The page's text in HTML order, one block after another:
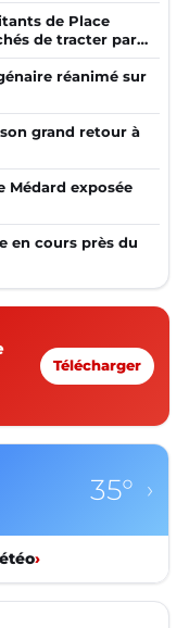
de Place
de tracter par
réanimé sur
grand retour à
Médard exposée
en cours près du
Télécharger
35° ›
›